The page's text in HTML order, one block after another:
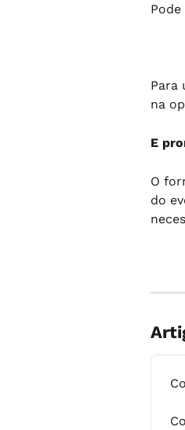
Para
na
E
O
do